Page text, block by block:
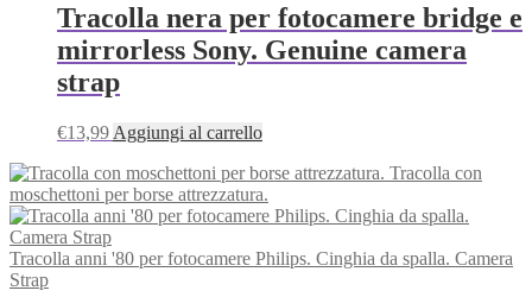
Tracolla nera per fotocamere bridge e
mirrorless Sony. Genuine camera
strap
€13,99 Aggiungi al carrello
Tracolla con
moschettoni per borse attrezzatura.
Tracolla anni '80 per fotocamere Philips. Cinghia da spalla. Camera
Strap